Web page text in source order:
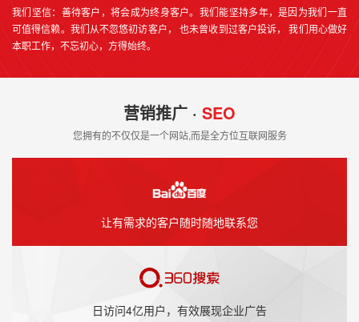
我们坚信：善待客户，将会成为终身客户。我们能坚持多年，是因为我们一直
可值得信赖。我们从不忽悠初访客户， 也未曾收到过客户投诉， 我们用心做好
本职工作，不忘初心，方得始终。
营销推广 · SEO
您拥有的不仅仅是一个网站,而是全方位互联网服务
让有需求的客户随时随地联系您
日访问4亿用户，有效展现企业广告